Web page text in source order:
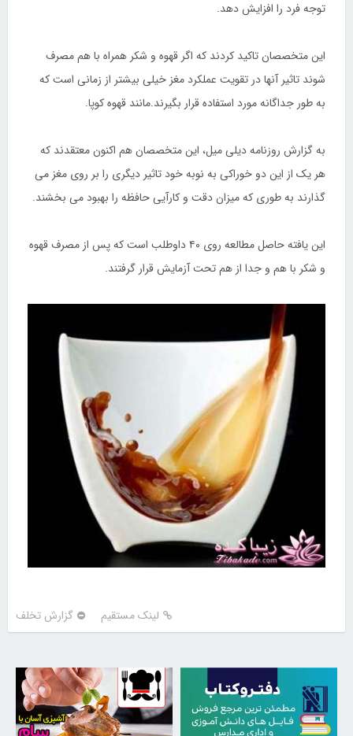
توجه فرد را افزایش دهد.
این متخصصان تاکید کردند که اگر قهوه و شکر همراه با هم مصرف
شوند تاثیر آنها در تقویت عملکرد مغز خیلی بیشتر از زمانی است که
به طور جداگانه مورد استفاده قرار بگیرند.مانند قهوه کوپا.
به گزارش روزنامه دیلی میل، این متخصصان هم اکنون معتقدند که
هر یک از این دو خوراکی به نوبه خود تاثیر دیگری را بر روی مغز می
گذارند به طوری که میزان دقت و کارآیی حافظه را بهبود می بخشند.
این یافته حاصل مطالعه روی ۴۰ داوطلب است که پس از مصرف قهوه
و شکر با هم و جدا از هم تحت آزمایش قرار گرفتند.
لینک مستقیم گزارش تخلف